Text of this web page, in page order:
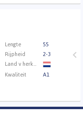
Lengte
55
Rijpheid
2-3
Kwaliteit
A1
kopen.